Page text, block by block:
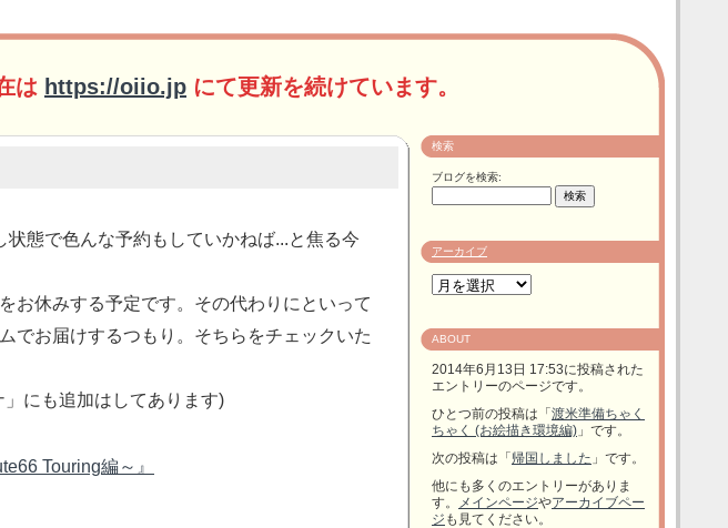
は https://oiio.jp にて更新を続けています。
態で色んな予約もしていかねば...と焦る今
お休みする予定です。その代わりにといって
でお届けするつもり。そちらをチェックいた
にも追加はしてあります)
Touring編～』
検索
ブログを検索:
アーカイブ
ABOUT
2014年6月13日 17:53に投稿された
エントリーのページです。
ひとつ前の投稿は「 渡米準備ちゃく
ちゃく (お絵描き環境編) 」です。
次の投稿は「 帰国しました 」です。
他にも多くのエントリーがありま
す。
メインページやアーカイブペー
ジ も見てください。